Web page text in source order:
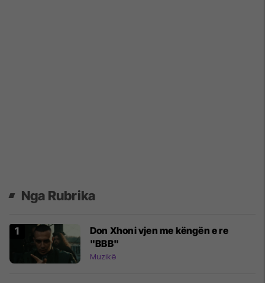
Nga Rubrika
Don Xhoni vjen me këngën e re
"BBB"
Muzikë